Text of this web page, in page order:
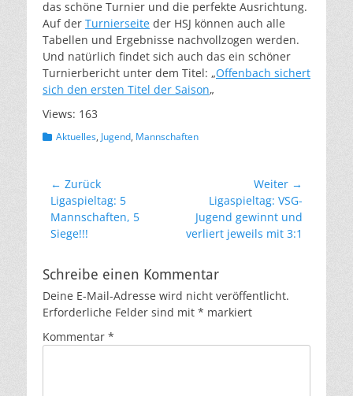
das schöne Turnier und die perfekte Ausrichtung.
Auf der Turnierseite der HSJ können auch alle
Tabellen und Ergebnisse nachvollzogen werden.
Und natürlich findet sich auch das ein schöner
Turnierbericht unter dem Titel: „Offenbach sichert
sich den ersten Titel der Saison„
Views: 163
Kategorien
Aktuelles, Jugend, Mannschaften
Beitragsnavigation
← Zurück
Vorheriger
Beitrag:
Ligaspieltag: 5
Mannschaften, 5
Siege!!!
Weiter →
Nächster
Beitrag:
Ligaspieltag: VSG-
Jugend gewinnt und
verliert jeweils mit 3:1
Schreibe einen Kommentar
Deine E-Mail-Adresse wird nicht veröffentlicht.
Erforderliche Felder sind mit * markiert
Kommentar *